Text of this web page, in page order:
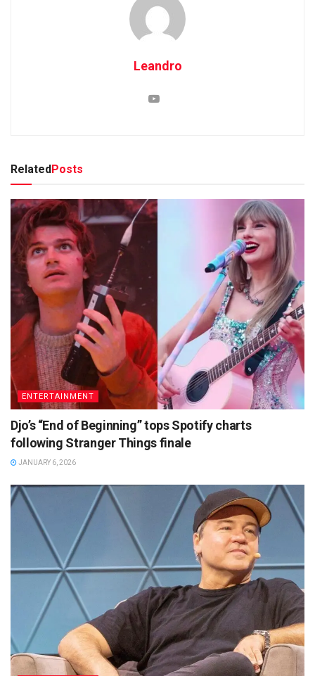
Leandro
RelatedPosts
ENTERTAINMENT
Djo’s “End of Beginning” tops Spotify charts
following Stranger Things finale
JANUARY 6, 2026